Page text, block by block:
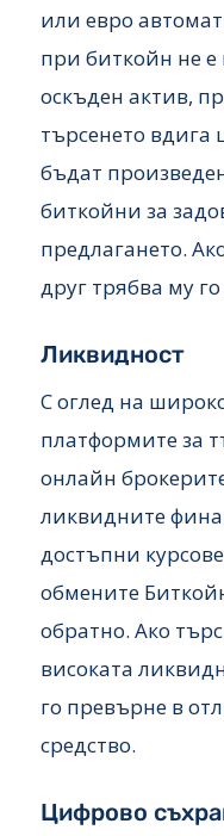
или евро
при биткойн не
оскъден актив,
търсенето вдига
бъдат
биткойни за
предлагането.
друг трябва му
Ликвидност
С оглед на
платформите за
онлайн
ликвидните
достъпни
обмените
обратно. Ако
високата
го превърне в
средство.
Цифрово